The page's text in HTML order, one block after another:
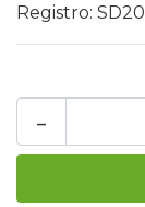
Registro:
-